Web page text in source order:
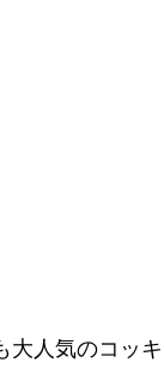
大人気のコッ